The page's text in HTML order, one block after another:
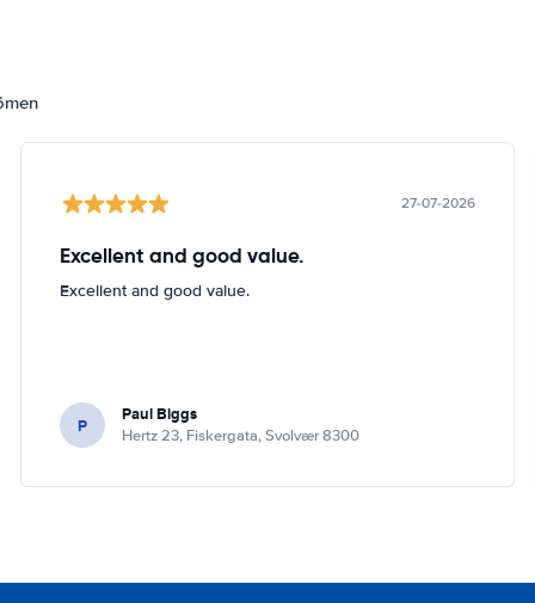
27-07-2026
Excellent and good value.
Excellent and good value.
P Paul Biggs
Hertz 23, Fiskergata, Svolvær 8300